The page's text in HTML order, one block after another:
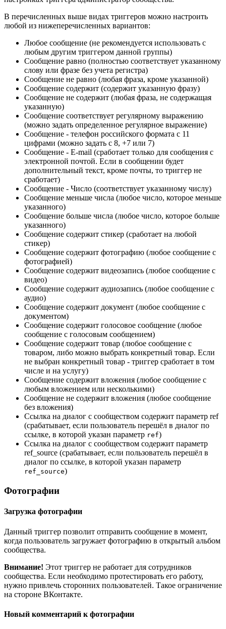
В перечисленных выше видах триггеров можно настроить
любой из нижеперечисленных вариантов:
Любое сообщение (не рекомендуется использовать с
любым другим триггером данной группы)
Сообщение равно (полностью соответствует указанному
слову или фразе без учета регистра)
Сообщение не равно (любая фраза, кроме указанной)
Сообщение содержит (содержит указанную фразу)
Сообщение не содержит (любая фраза, не содержащая
указанную)
Сообщение соответствует регулярному выражению
(можно задать определенное регулярное выражение)
Сообщение - телефон российского формата с 11
цифрами (можно задать с 8, +7 или 7)
Сообщение - E-mail (сработает только для сообщения с
электронной почтой. Если в сообщении будет
дополнительный текст, кроме почты, то триггер не
сработает)
Сообщение - Число (соответствует указанному числу)
Сообщение меньше числа (любое число, которое меньше
указанного)
Сообщение больше числа (любое число, которое больше
указанного)
Сообщение содержит стикер (сработает на любой
стикер)
Сообщение содержит фотографию (любое сообщение с
фотографией)
Сообщение содержит видеозапись (любое сообщение с
видео)
Сообщение содержит аудиозапись (любое сообщение с
аудио)
Сообщение содержит документ (любое сообщение с
документом)
Сообщение содержит голосовое сообщение (любое
сообщение с голосовым сообщением)
Сообщение содержит товар (любое сообщение с
товаром, либо можно выбрать конкретный товар. Если
не выбран конкретный товар - триггер сработает в том
числе и на услугу)
Сообщение содержит вложения (любое сообщение с
любым вложением или несколькими)
Сообщение не содержит вложения (любое сообщение
без вложения)
Ссылка на диалог с сообществом содержит параметр ref
(срабатывает, если пользователь перешёл в диалог по
ссылке, в которой указан параметр ref)
Ссылка на диалог с сообществом содержит параметр
ref_source (срабатывает, если пользователь перешёл в
диалог по ссылке, в которой указан параметр
ref_source)
Фотографии
Загрузка фотографии
Данный триггер позволит отправить сообщение в момент,
когда пользователь загружает фотографию в открытый альбом
сообщества.
Внимание! Этот триггер не работает для сотрудников
сообщества. Если необходимо протестировать его работу,
нужно привлечь сторонних пользователей. Такое ограничение
на стороне ВКонтакте.
Новый комментарий к фотографии